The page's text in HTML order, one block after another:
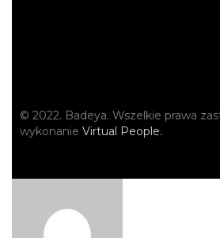
© 2022. Badeya. Wszelkie prawa
wykonanie Virtual People.